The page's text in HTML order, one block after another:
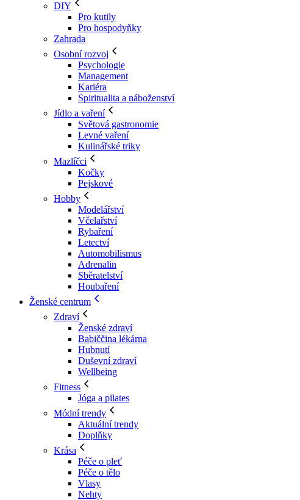
DIY
Pro kutily
Pro hospodyňky
Zahrada
Osobní rozvoj
Psychologie
Management
Kariéra
Spiritualita a náboženství
Jídlo a vaření
Světová gastronomie
Levné vaření
Kulinářské triky
Mazlíčci
Kočky
Pejskové
Hobby
Modelářství
Včelařství
Rybaření
Letectví
Automobilismus
Adrenalin
Sběratelství
Houbaření
Ženské centrum
Zdraví
Ženské zdraví
Babiččina lékárna
Hubnutí
Duševní zdraví
Wellbeing
Fitness
Jóga a pilates
Módní trendy
Aktuální trendy
Doplňky
Krása
Péče o pleť
Péče o tělo
Vlasy
Nehty